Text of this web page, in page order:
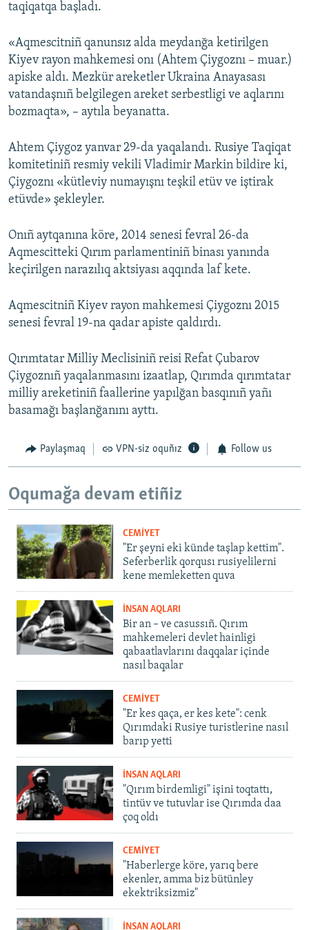
taqiqatqa başladı.
«Aqmescitniñ qanunsız alda meydanğa ketirilgen
Kiyev rayon mahkemesi onı (Ahtem Çiygoznı – muar.)
apiske aldı. Mezkür areketler Ukraina Anayasası
vatandaşnıñ belgilegen areket serbestligi ve aqlarını
bozmaqta», – aytıla beyanatta.
Ahtem Çiygoz yanvar 29-da yaqalandı. Rusiye Taqiqat
komitetiniñ resmiy vekili Vladimir Markin bildire ki,
Çiygoznı «kütleviy numayışnı teşkil etüv ve iştirak
etüvde» şekleyler.
Onıñ aytqanına köre, 2014 senesi fevral 26-da
Aqmescitteki Qırım parlamentiniñ binası yanında
keçirilgen narazılıq aktsiyası aqqında laf kete.
Aqmescitniñ Kiyev rayon mahkemesi Çiygoznı 2015
senesi fevral 19-na qadar apiste qaldırdı.
Qırımtatar Milliy Meclisiniñ reisi Refat Çubarov
Çiygoznıñ yaqalanmasını izaatlap, Qırımda qırımtatar
milliy areketiniñ faallerine yapılğan basqınıñ yañı
basamağı başlanğanını ayttı.
Paylaşmaq VPN-siz oquñız Follow us
Oqumağa devam etiñiz
CEMİYET
"Er şeyni eki künde taşlap kettim".
Seferberlik qorqusı rusiyelilerni
kene memleketten quva
İNSAN AQLARI
Bir an – ve casussıñ. Qırım
mahkemeleri devlet hainligi
qabaatlavlarını daqqalar içinde
nasıl baqalar
CEMİYET
"Er kes qaça, er kes kete": cenk
Qırımdaki Rusiye turistlerine nasıl
barıp yetti
İNSAN AQLARI
"Qırım birdemligi" işini toqtattı,
tintüv ve tutuvlar ise Qırımda daa
çoq oldı
CEMİYET
"Haberlerge köre, yarıq bere
ekenler, amma biz bütünley
ekektriksizmiz"
İNSAN AQLARI